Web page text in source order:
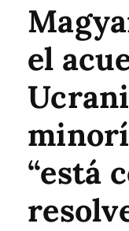
el
“está